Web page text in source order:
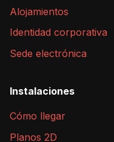
Alojamientos
Identidad corporativa
Sede electrónica
Instalaciones
Cómo llegar
Planos 2D